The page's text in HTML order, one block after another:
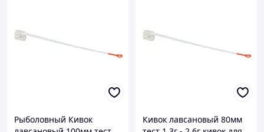
Рыболовный Кивок
Кивок лавсановый 80мм